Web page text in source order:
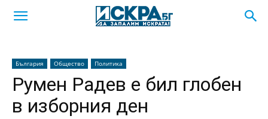
България Общество Политика
Румен Радев е бил глобен
в изборния ден